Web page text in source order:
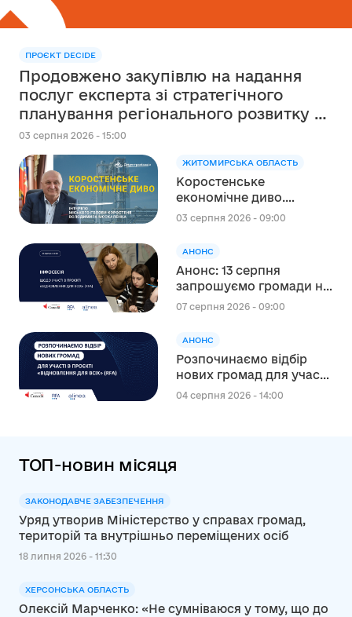
ПРОЄКТ DECIDE
Продовжено закупівлю на надання
послуг експерта зі стратегічного
планування регіонального розвитку в
сфері освіти в межах реалізації
Швейцарсько-українського Проєкту
DECIDE
03 серпня 2026 - 15:00
ЖИТОМИРСЬКА ОБЛАСТЬ
Коростенське
економічне диво.
Інтерв’ю міського голови
03 серпня 2026 - 09:00
АНОНС
Анонс: 13 серпня
запрошуємо громади на
інформаційну сесію
07 серпня 2026 - 09:00
АНОНС
Розпочинаємо відбір
нових громад для участі
в канадському проєкті
04 серпня 2026 - 14:00
ТОП-новин місяця
ЗАКОНОДАВЧЕ ЗАБЕЗПЕЧЕННЯ
Уряд утворив Міністерство у справах громад,
територій та внутрішньо переміщених осіб
18 липня 2026 - 11:30
ХЕРСОНСЬКА ОБЛАСТЬ
Олексій Марченко: «Не сумніваюся у тому, що до